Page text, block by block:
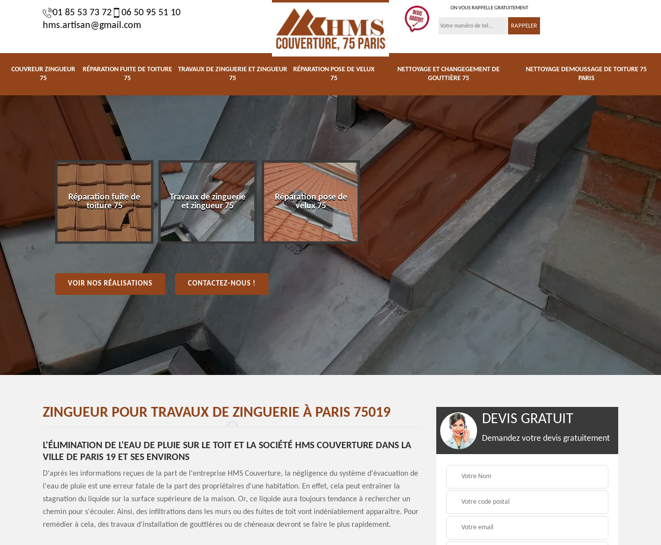
01 85 53 73 72
06 50 95 51 10
hms.artisan@gmail.com
ON VOUS RAPPELLE GRATUITEMENT
COUVREUR ZINGUEUR
75
RÉPARATION FUITE DE TOITURE
75
TRAVAUX DE ZINGUERIE ET ZINGUEUR
75
RÉPARATION POSE DE VELUX
75
NETTOYAGE ET CHANGEGEMENT DE
GOUTTIÈRE 75
NETTOYAGE DEMOUSSAGE DE TOITURE 75
PARIS
Réparation fuite de
toiture 75
Travaux de zinguerie
et zingueur 75
Réparation pose de
velux 75
changegement de
Nettoyage
demoussage de
toiture 75 Paris
Couvreur zingueur 75
VOIR NOS RÉALISATIONS CONTACTEZ-NOUS !
ZINGUEUR POUR TRAVAUX DE ZINGUERIE À PARIS 75019
L'ÉLIMINATION DE L'EAU DE PLUIE SUR LE TOIT ET LA SOCIÉTÉ HMS COUVERTURE DANS LA
VILLE DE PARIS 19 ET SES ENVIRONS
D'après les informations reçues de la part de l'entreprise HMS Couverture, la négligence du système d'évacuation de
l'eau de pluie est une erreur fatale de la part des propriétaires d'une habitation. En effet, cela peut entraîner la
stagnation du liquide sur la surface supérieure de la maison. Or, ce liquide aura toujours tendance à rechercher un
chemin pour s'écouler. Ainsi, des infiltrations dans les murs ou des fuites de toit vont indéniablement apparaître. Pour
remédier à cela, des travaux d'installation de gouttières ou de chéneaux devront se faire le plus rapidement.
DEVIS GRATUIT
Demandez votre devis gratuitement